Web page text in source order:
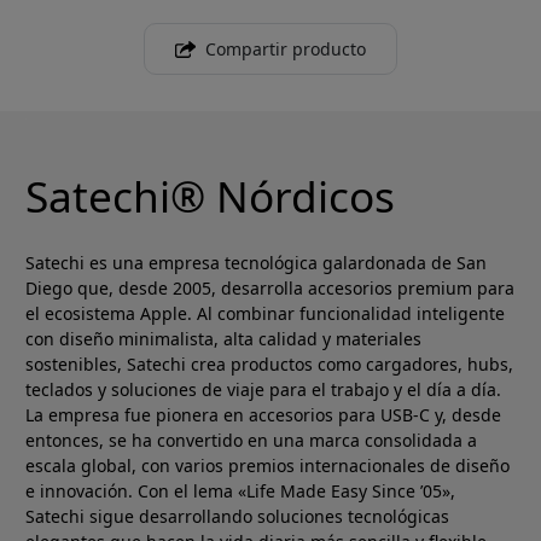
Compartir producto
Satechi® Nórdicos
Satechi es una empresa tecnológica galardonada de San
Diego que, desde 2005, desarrolla accesorios premium para
el ecosistema Apple. Al combinar funcionalidad inteligente
con diseño minimalista, alta calidad y materiales
sostenibles, Satechi crea productos como cargadores, hubs,
teclados y soluciones de viaje para el trabajo y el día a día.
La empresa fue pionera en accesorios para USB-C y, desde
entonces, se ha convertido en una marca consolidada a
escala global, con varios premios internacionales de diseño
e innovación. Con el lema «Life Made Easy Since ’05»,
Satechi sigue desarrollando soluciones tecnológicas